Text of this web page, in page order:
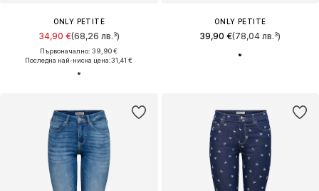
ONLY PETITE
34,90 €(68,26 лв.³)
Първоначално: 39,90 €
Последна най-ниска цена:31,41 €
ONLY PETITE
39,90 €(78,04 лв.³)